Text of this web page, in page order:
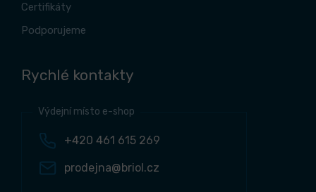
Certifikáty
Podporujeme
Rychlé kontakty
Výdejní místo e-shop
+420 461 615 269
prodejna@briol.cz